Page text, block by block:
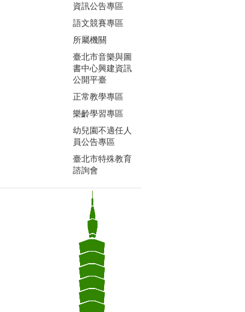
資訊公告專區
語文競賽專區
所屬機關
臺北市音樂與圖
書中心興建資訊
公開平臺
正常教學專區
樂齡學習專區
幼兒園不適任人
員公告專區
臺北市特殊教育
諮詢會